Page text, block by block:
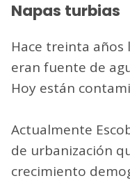
Napas turbias
Hace treinta años
eran fuente de
Hoy están
Actualmente
de urbanización
crecimiento